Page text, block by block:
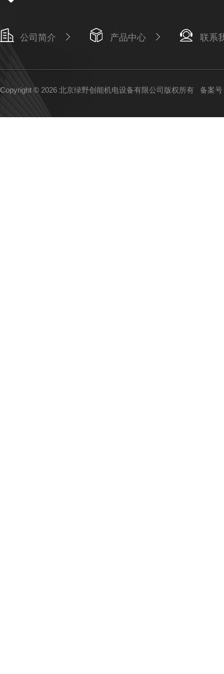
公司简介 产品中心 联系
Copyright © 2026 北京绿野创能机电设备有限公司版权所有 备案